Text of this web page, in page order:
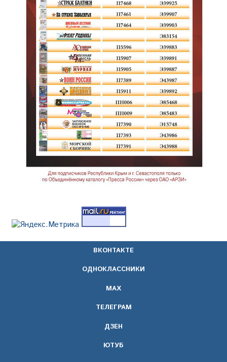
ВКОНТАКТЕ
ОДНОКЛАССНИКИ
МАХ
ТЕЛЕГРАМ
ДЗЕН
ЮТУБ